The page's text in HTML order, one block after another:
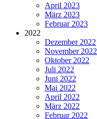
April 2023
März 2023
Februar 2023
2022
Dezember 2022
November 2022
Oktober 2022
Juli 2022
Juni 2022
Mai 2022
April 2022
März 2022
Februar 2022